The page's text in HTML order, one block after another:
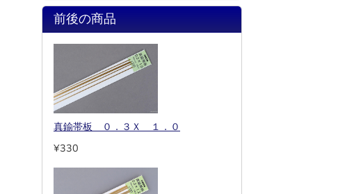
前後の商品
真鍮帯板 ０．３Ｘ １．０
¥330